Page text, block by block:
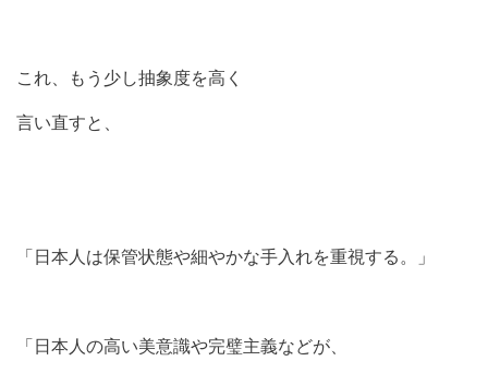
これ、もう少し抽象度を高く
言い直すと、
「日本人は保管状態や細やかな手入れを重視する。」
「日本人の高い美意識や完璧主義などが、